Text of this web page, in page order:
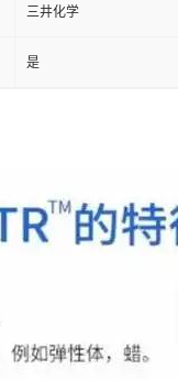
三井化学
是